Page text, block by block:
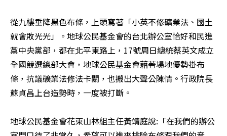
從九樓垂降黑色布條，上頭寫著「小英不修礦業法、國土
就會敗光光」。地球公民基金會的台北辦公室恰好和民進
黨中央黨部，都在北平東路上，17號周日總統蔡英文成立
全國競選總部大會，地球公民基金會藉著場地優勢掛布
條，抗議礦業法修法卡關，也搬出大聲公陳情。行政院長
蘇貞昌上台造勢時，一度被打斷。
地球公民基金會花東山林組主任黃靖庭說:「在我們的辦公